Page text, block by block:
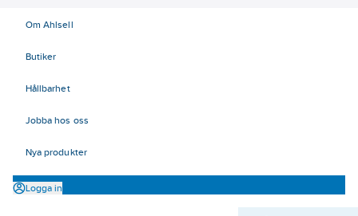
Om Ahlsell
Butiker
Hållbarhet
Jobba hos oss
Nya produkter
Logga in